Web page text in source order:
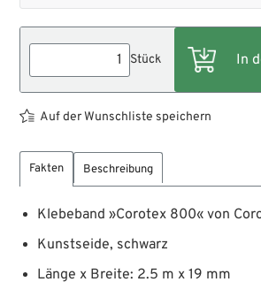
Stück
Auf der Wunschliste speichern
Fakten Beschreibung
Klebeband »Corotex 800« von
Kunstseide, schwarz
Länge x Breite: 2.5 m x 19 mm